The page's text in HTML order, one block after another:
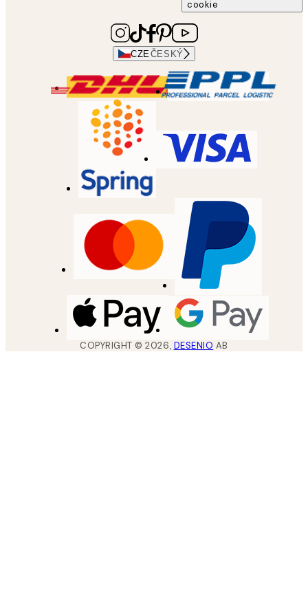
cookie
CZE ČESKÝ
COPYRIGHT ©2026, DESENIO AB